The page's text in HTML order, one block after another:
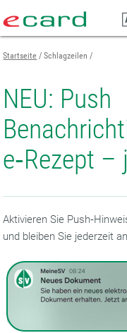
Seiteninhalt
springen
Navigation
springen
Mobilen
Navigation
springen
Startseite Schlagzeilen
NEU: Push
e‑Rezept
Aktivieren Sie
und bleiben Sie jederzeit